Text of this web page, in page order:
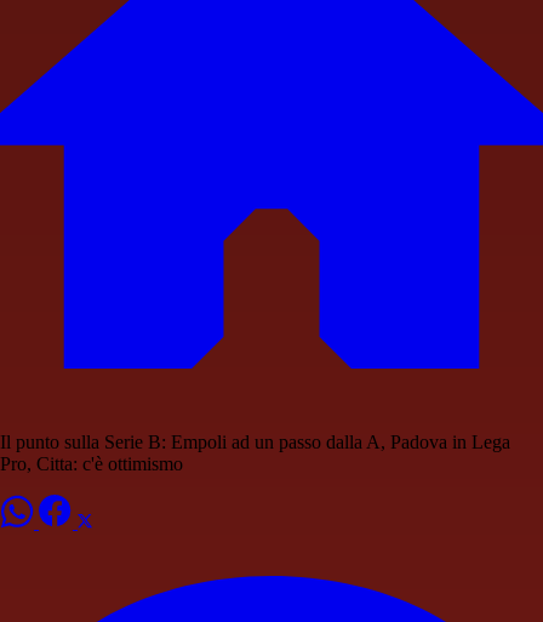
Il punto sulla Serie B: Empoli ad un passo dalla A, Padova in Lega
Pro, Citta: c'è ottimismo